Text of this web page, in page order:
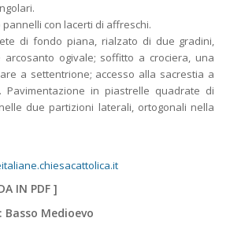
con lacerti di affreschi.
di fondo piana, rialzato di due gradini,
arcosanto ogivale; soffitto a crociera, una
a settentrione; accesso alla sacrestia a
Pavimentazione in piastrelle quadrate di
due partizioni laterali, ortogonali nella
IN PDF]
Medioevo